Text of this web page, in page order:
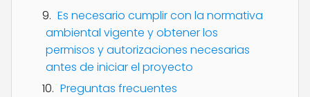
Es necesario cumplir con la normativa
ambiental vigente y obtener los
permisos y autorizaciones necesarias
antes de iniciar el proyecto
Preguntas frecuentes